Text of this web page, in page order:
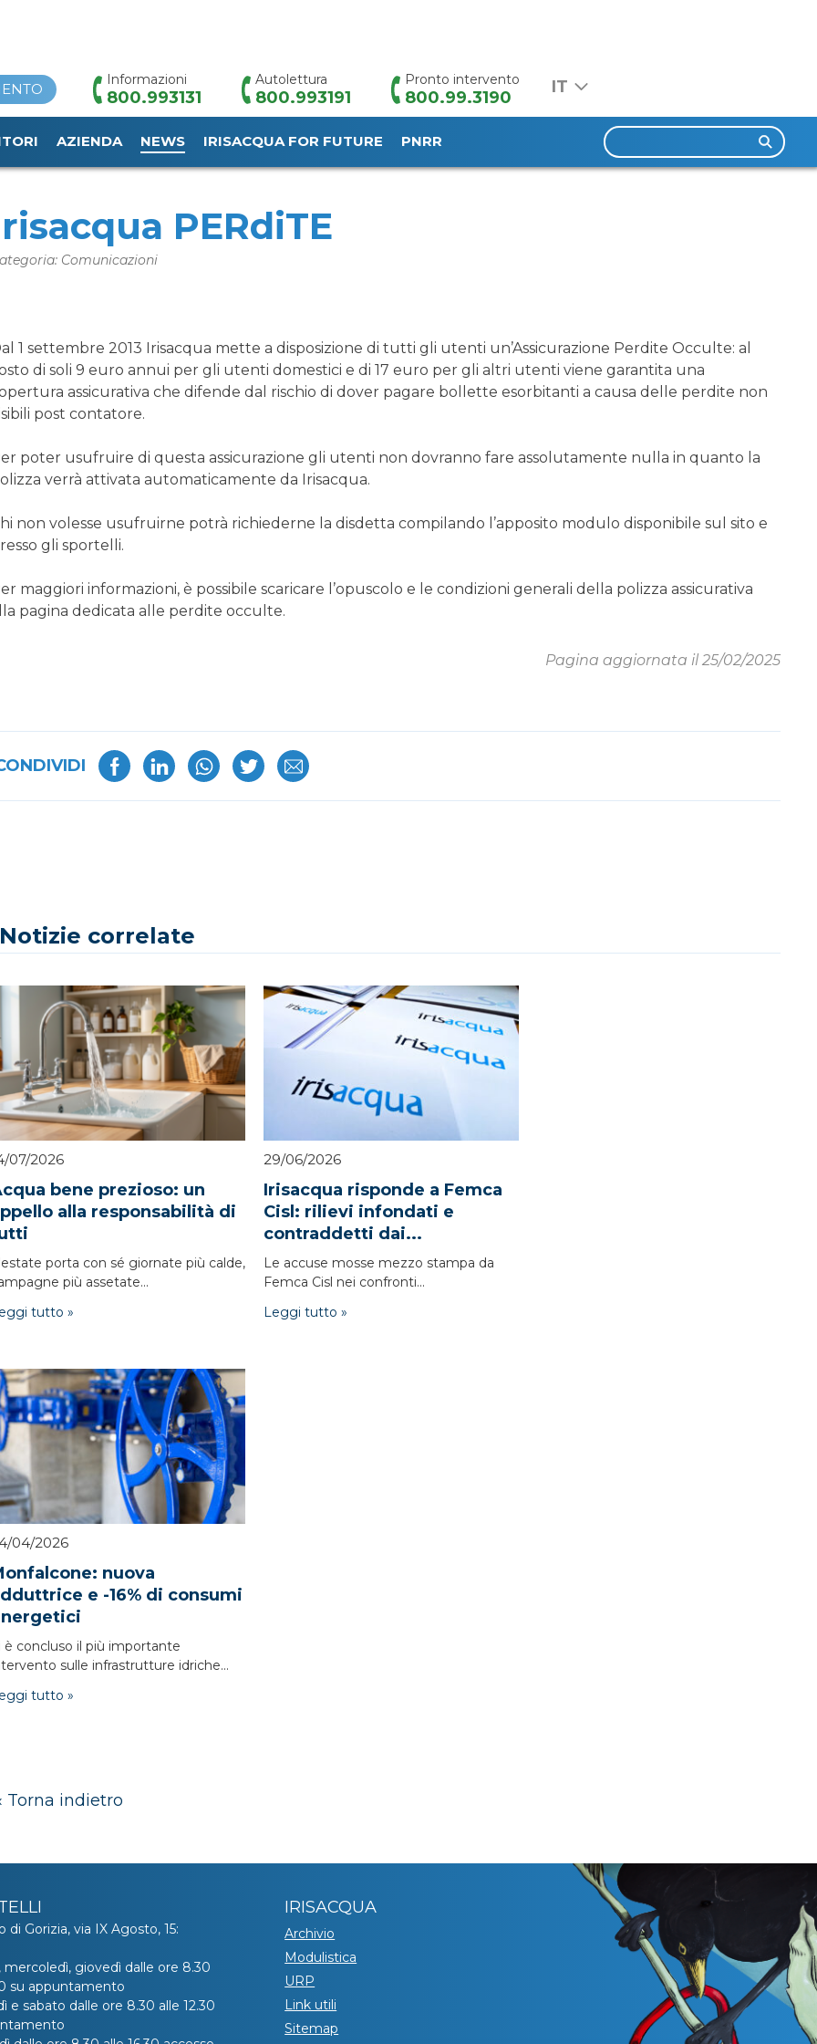
Informazioni
800.993131
Autolettura
800.993191
Pronto intervento
800.99.3190
AZIENDA NEWS IRISACQUA FOR FUTURE PNRR
Ricerca
per:
IRISACQUA PERDITE
PERdiTE
Comunicazioni
1 settembre 2013 Irisacqua mette a disposizione di tutti gli utenti un’Assicurazione Perdite Occulte: al
di soli 9 euro annui per gli utenti domestici e di 17 euro per gli altri utenti viene garantita una
assicurativa che difende dal rischio di dover pagare bollette esorbitanti a causa delle perdite non
post contatore.
poter usufruire di questa assicurazione gli utenti non dovranno fare assolutamente nulla in quanto la
verrà attivata automaticamente da Irisacqua.
non volesse usufruirne potrà richiederne la disdetta compilando l’apposito modulo disponibile sul sito e
gli sportelli.
maggiori informazioni, è possibile scaricare l’opuscolo e le condizioni generali della polizza assicurativa
pagina dedicata alle perdite occulte.
Pagina aggiornata il 25/02/2025
Notizie correlate
07/2026
bene prezioso: un
alla responsabilità di
porta con sé giornate più calde,
più assetate...
tutto »
29/06/2026
Irisacqua risponde a Femca
Cisl: rilievi infondati e
contraddetti dai...
Le accuse mosse mezzo stampa da
Femca Cisl nei confronti...
Leggi tutto »
04/2026
nuova
e -16% di consumi
è concluso il più importante
sulle infrastrutture idriche...
tutto »
Torna indietro
di Gorizia, via IX Agosto, 15:
mercoledì, giovedì dalle ore 8.30
su appuntamento
e sabato dalle ore 8.30 alle 12.30
IRISACQUA
Archivio
Modulistica
URP
Link utili
Sitemap